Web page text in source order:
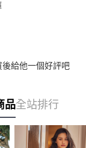
給他一個好評吧
品全站排行